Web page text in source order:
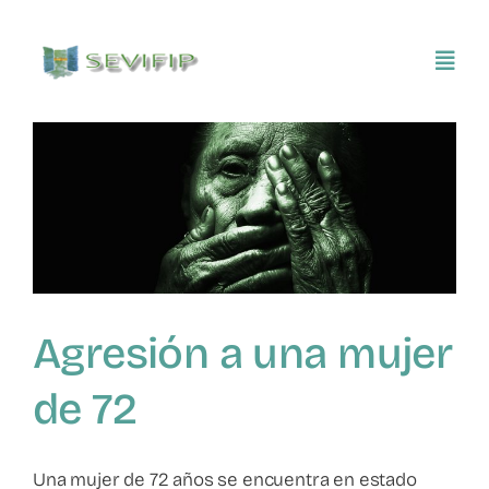
contenido
Asociarse
SEVIFIP CONECTA
Agresión a una mujer
de 72
Una mujer de 72 años se encuentra en estado